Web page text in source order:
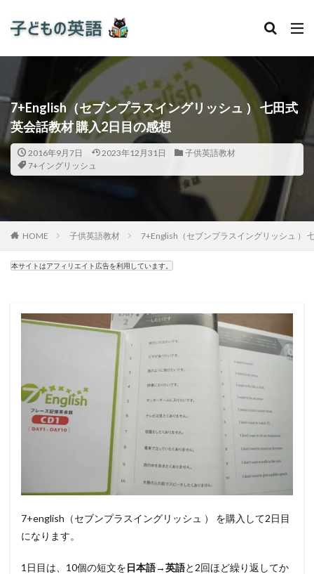
7+English（セブンプラスイングリッシュ ） 七田式
英会話教材 購入2日目の感想
2016年9月7日 2023年12月31日
子供英語教材
7+イングリッシュ
HOME 子供英語教材 7+English（セブンプラスイングリッシュ ）
本サイトはアフィリエイト広告を利用しています。
7+english（セブンプラスイングリッシュ ） を購入して2日目
になります。
1日目は、10個の短文を日本語→英語と2回ほど繰り返してか